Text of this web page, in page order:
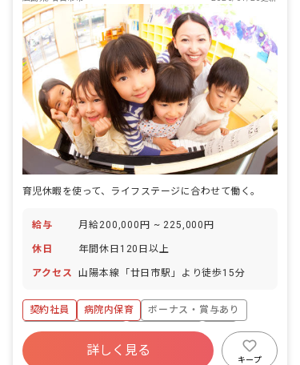
育児休暇を使って、ライフステージに合わせて働く。
給与 月給200,000円 ~ 225,000円
休日 年間休日120日以上
アクセス 山陽本線「廿日市駅」より徒歩15分
契約社員 病院内保育
ボーナス・賞与あり
年間休日120日以上
社会保険完備
福利厚生充実
産休育休制度
車通勤可
詳しく見る
キープ